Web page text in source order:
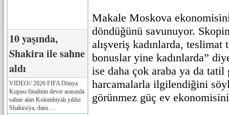
10 yaşında,
Shakira ile sahne
aldı
VIDEO// 2026 FIFA Dünya
Kupası finalinin devre arasında
sahne alan Kolombiyalı yıldız
Shakira'ya, dans ...
Makale Moskova
döndüğünü savunuyor.
alışveriş kadınlarda,
bonuslar yine kadınlarda”
ise daha çok araba ya da
harcamalarla ilgilendiğini
görünmez güç ev